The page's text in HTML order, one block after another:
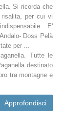
Si ricorda che
per cui vi
E'
Doss Pelà
per ...
Tutte le
destinato
tra montagne e
Approfondisci